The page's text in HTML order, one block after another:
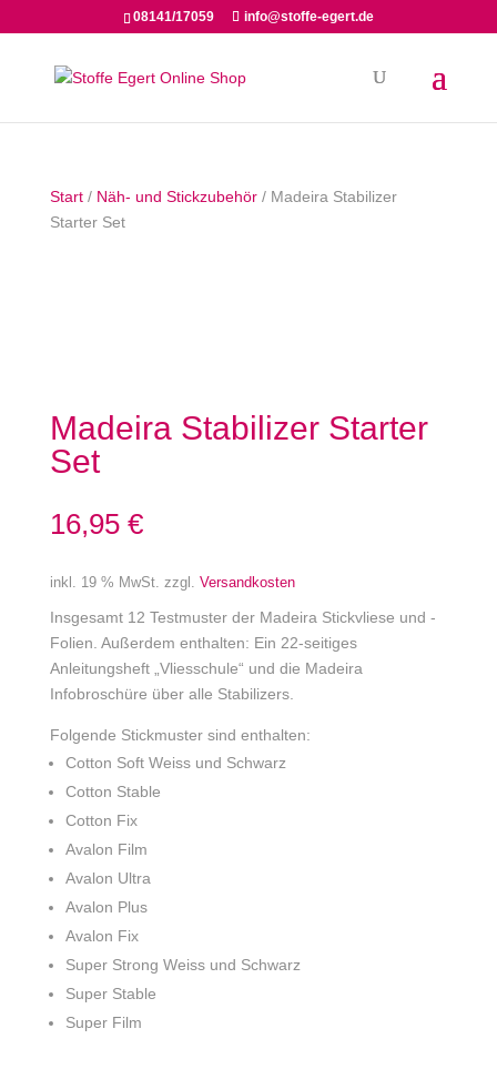
08141/17059 info@stoffe-egert.de
Start/ Näh- und Stickzubehör/ Madeira Stabilizer
Starter Set
Madeira Stabilizer Starter
Set
16,95 €
inkl. 19 % MwSt. zzgl. Versandkosten
Insgesamt 12 Testmuster der Madeira Stickvliese und -
Folien. Außerdem enthalten: Ein 22-seitiges
Anleitungsheft „Vliesschule“ und die Madeira
Infobroschüre über alle Stabilizers.
Folgende Stickmuster sind enthalten:
Cotton Soft Weiss und Schwarz
Cotton Stable
Cotton Fix
Avalon Film
Avalon Ultra
Avalon Plus
Avalon Fix
Super Strong Weiss und Schwarz
Super Stable
Super Film